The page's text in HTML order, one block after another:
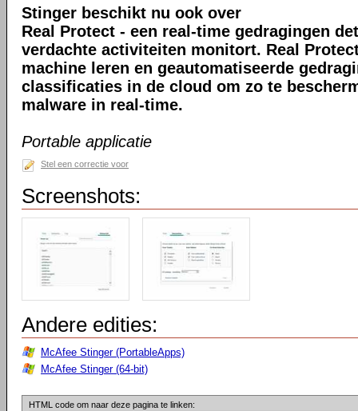
Stinger beschikt nu ook over
Real Protect - een real-time gedragingen
verdachte activiteiten monitort. Real
machine leren en geautomatiseerde
classificaties in de cloud om zo te
malware in real-time.
Portable applicatie
Stel een correctie voor
Screenshots:
Andere edities:
McAfee Stinger (PortableApps)
McAfee Stinger (64-bit)
HTML code om naar deze pagina te linken: